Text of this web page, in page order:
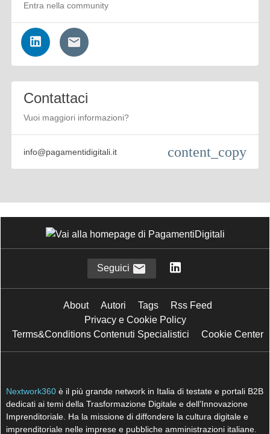
Entra nella community
Contattaci
Vuoi maggiori informazioni?
info@pagamentidigitali.it content_copy
Seguici
About Autori Tags
Rss Feed
Privacy e Cookie Policy
Terms&Conditions Contenuti Specialistici
Cookie Center
Nextwork360 è il più grande network in Italia di testate e portali B2B
dedicati ai temi della Trasformazione Digitale e dell’Innovazione
Imprenditoriale. Ha la missione di diffondere la cultura digitale e
imprenditoriale nelle imprese e pubbliche amministrazioni italiane.